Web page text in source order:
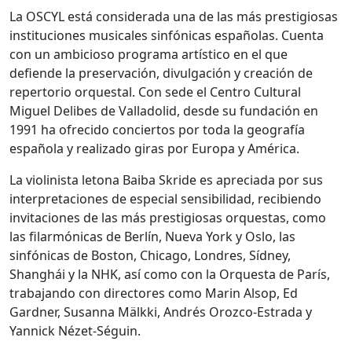
La OSCYL está considerada una de las más prestigiosas
instituciones musicales sinfónicas españolas. Cuenta
con un ambicioso programa artístico en el que
defiende la preservación, divulgación y creación de
repertorio orquestal. Con sede el Centro Cultural
Miguel Delibes de Valladolid, desde su fundación en
1991 ha ofrecido conciertos por toda la geografía
española y realizado giras por Europa y América.
La violinista letona Baiba Skride es apreciada por sus
interpretaciones de especial sensibilidad, recibiendo
invitaciones de las más prestigiosas orquestas, como
las filarmónicas de Berlín, Nueva York y Oslo, las
sinfónicas de Boston, Chicago, Londres, Sídney,
Shanghái y la NHK, así como con la Orquesta de París,
trabajando con directores como Marin Alsop, Ed
Gardner, Susanna Mälkki, Andrés Orozco-Estrada y
Yannick Nézet-Séguin.